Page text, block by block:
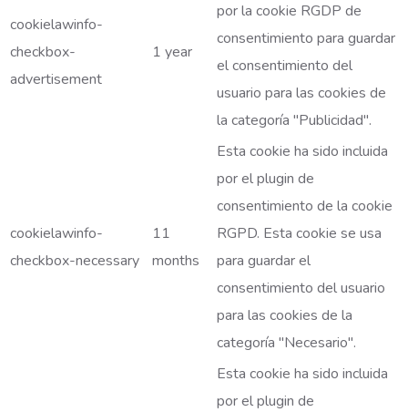
cookielawinfo-
checkbox-
advertisement
1 year
por la cookie RGDP de
consentimiento para guardar
el consentimiento del
usuario para las cookies de
la categoría "Publicidad".
cookielawinfo-
checkbox-necessary
11
months
Esta cookie ha sido incluida
por el plugin de
consentimiento de la cookie
RGPD. Esta cookie se usa
para guardar el
consentimiento del usuario
para las cookies de la
categoría "Necesario".
Esta cookie ha sido incluida
por el plugin de